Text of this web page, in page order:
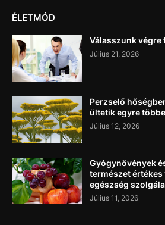
ÉLETMÓD
Válasszunk végre
Július 21, 2026
Perzselő
ültetik egyre
Július 12, 2026
Gyógynövények
természet értékes
egészség
Július 11, 2026